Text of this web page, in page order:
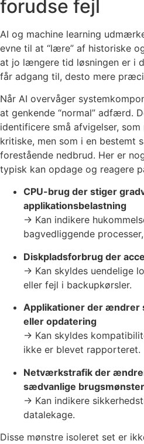
forudse fejl
AI og machine learning
evne til at “lære” af historiske
at jo længere tid løsningen er i
får adgang til, desto mere
Når AI overvåger
at genkende “normal” adfærd.
identificere små afvigelser,
kritiske, men som i en bestemt
forestående nedbrud. Her er
typisk kan opdage og reagere
CPU-brug der stiger
applikationsbelastning
→ Kan indikere
bagvedliggende
Diskpladsforbrug der
→ Kan skyldes uendelige
eller fejl i backupkørsler.
Applikationer der ændrer
eller opdatering
→ Kan skyldes
ikke er blevet rapporteret.
Netværkstrafik der
sædvanlige brugsmønster
→ Kan indikere
datalekage.
Disse mønstre isoleret set er